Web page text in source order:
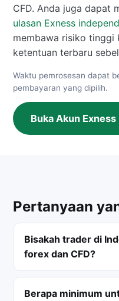
CFD. Anda juga dapat
ulasan Exness
membawa risiko
ketentuan terbaru
Waktu pemrosesan dapat
pembayaran yang dipilih.
Buka Akun
Pertanyaan
Bisakah trader di
forex dan CFD?
Berapa minimum